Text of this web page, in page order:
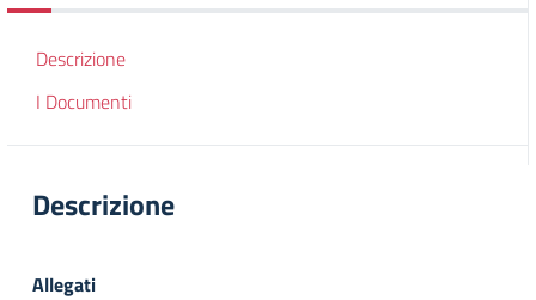
Descrizione
I Documenti
Descrizione
Allegati